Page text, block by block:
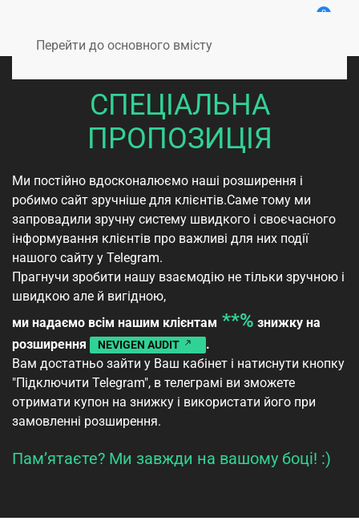
Перейти до основного вмісту
0
СПЕЦІАЛЬНА
ПРОПОЗИЦІЯ
Ми постійно вдосконалюємо наші розширення і
робимо сайт зручніше для клієнтів.Саме тому ми
запровадили зручну систему швидкого і своєчасного
інформування клієнтів про важливі для них події
нашого сайту у Telegram.
Прагнучи зробити нашу взаємодію не тільки зручною і
швидкою але й вигідною,
ми надаємо всім нашим клієнтам **% знижку на
розширення
NEVIGEN AUDIT
.
Вам достатньо зайти у Ваш кабінет і натиснути кнопку
"Підключити Telegram", в телеграмі ви зможете
отримати купон на знижку і використати його при
замовленні розширення.
Пам’ятаєте? Ми завжди на вашому боці! :)